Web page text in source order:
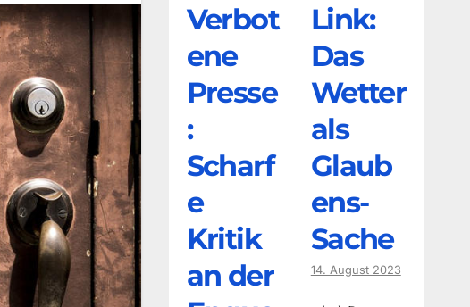
Verbot
ene
Presse
:
Scharf
e
Kritik
an der
Link:
Das
Wetter
als
Glaub
ens-
Sache
14. August 2023